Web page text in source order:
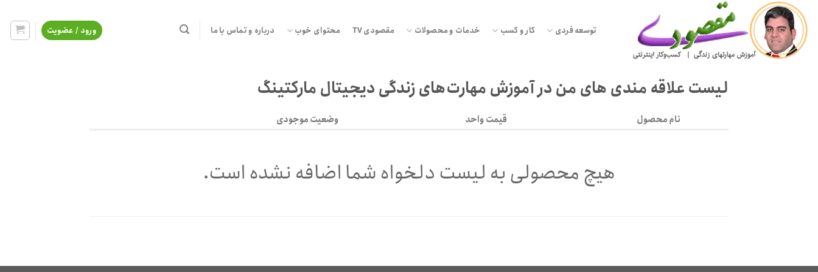
Skip
content
توسعه فردی کار و کسب خدمات و محصولات مقصودی TV محتوای خوب درباره و تماس با ما ورود / عضویت
لیست علاقه مندی های من در آموزش مهارت‌های زندگی دیجیتال مارکتینگ
نام محصول قیمت واحد وضعیت موجودی
هیچ محصولی به لیست دلخواه شما اضافه نشده است.